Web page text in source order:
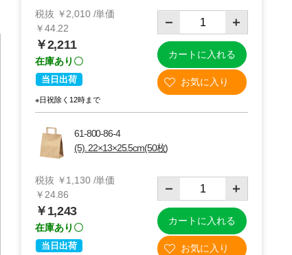
税抜 ￥2,010 /単価
￥44.22
￥2,211
在庫あり〇
当日出荷
※日祝除く12時まで
カートに入れる
61-800-86-4
(5). 22×13×25.5cm(50枚)
税抜 ￥1,130 /単価
￥24.86
￥1,243
在庫あり〇
当日出荷
カートに入れる